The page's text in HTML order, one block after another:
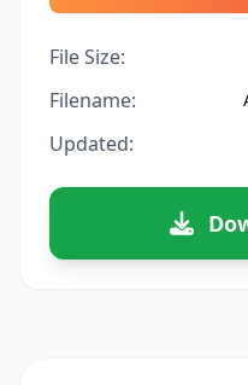
File Size:
Filename:
Updated: